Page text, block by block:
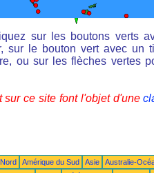
sur les boutons verts
sur le bouton vert avec un
ou sur les flèches vertes
sur ce site font l'objet d'une
Amérique du Sud Asie
Australie-